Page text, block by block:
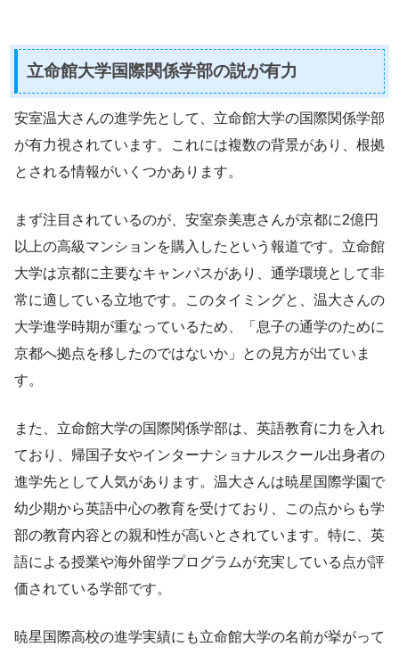
立命館大学国際関係学部の説が有力
安室温大さんの進学先として、立命館大学の国際関係学部
が有力視されています。これには複数の背景があり、根拠
とされる情報がいくつかあります。
まず注目されているのが、安室奈美恵さんが京都に2億円
以上の高級マンションを購入したという報道です。立命館
大学は京都に主要なキャンパスがあり、通学環境として非
常に適している立地です。このタイミングと、温大さんの
大学進学時期が重なっているため、「息子の通学のために
京都へ拠点を移したのではないか」との見方が出ていま
す。
また、立命館大学の国際関係学部は、英語教育に力を入れ
ており、帰国子女やインターナショナルスクール出身者の
進学先として人気があります。温大さんは暁星国際学園で
幼少期から英語中心の教育を受けており、この点からも学
部の教育内容との親和性が高いとされています。特に、英
語による授業や海外留学プログラムが充実している点が評
価されている学部です。
暁星国際高校の進学実績にも立命館大学の名前が挙がって